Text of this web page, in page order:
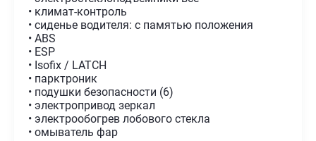
• климат-контроль
• сиденье водителя: с памятью положения
• ABS
• ESP
• Isofix / LATCH
• парктроник
• подушки безопасности (6)
• электропривод зеркал
• электрообогрев лобового стекла
• омыватель фар